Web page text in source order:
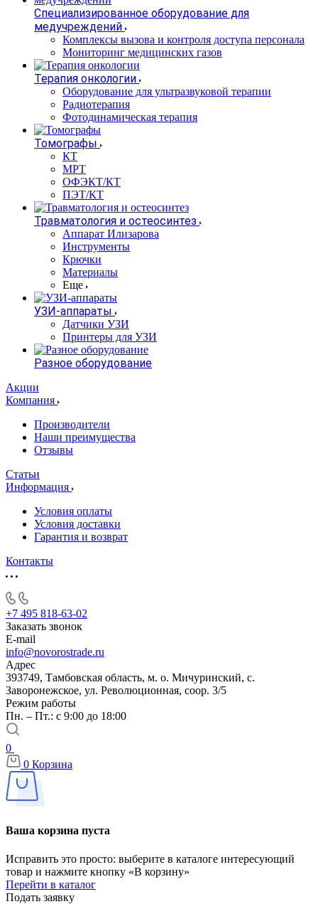
Специализированное оборудование для
медучреждений
Комплексы вызова и контроля доступа персонала
Мониторинг медицинских газов
Терапия онкологии
Оборудование для ультразвуковой терапии
Радиотерапия
Фотодинамическая терапия
Томографы
КТ
МРТ
ОФЭКТ/КТ
ПЭТ/КТ
Травматология и остеосинтез
Аппарат Илизарова
Инструменты
Крючки
Материалы
Еще
УЗИ-аппараты
Датчики УЗИ
Принтеры для УЗИ
Разное оборудование
Акции
Компания
Производители
Наши преимущества
Отзывы
Статьи
Информация
Условия оплаты
Условия доставки
Гарантия и возврат
Контакты
+7 495 818-63-02
Заказать звонок
E-mail
info@novorostrade.ru
Адрес
393749, Тамбовская область, м. о. Мичуринский, с.
Заворонежское, ул. Революционная, соор. 3/5
Режим работы
Пн. – Пт.: с 9:00 до 18:00
0
0 Корзина
Ваша корзина пуста
Исправить это просто: выберите в каталоге интересующий
товар и нажмите кнопку «В корзину»
Перейти в каталог
Подать заявку